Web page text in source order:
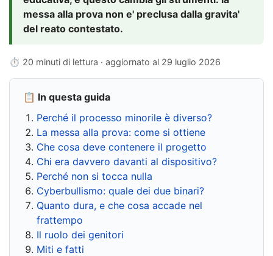
messa alla prova non e' preclusa dalla gravita'
del reato contestato.
⏱ 20 minuti di lettura · aggiornato al 29 luglio 2026
📋 In questa guida
Perché il processo minorile è diverso?
La messa alla prova: come si ottiene
Che cosa deve contenere il progetto
Chi era davvero davanti al dispositivo?
Perché non si tocca nulla
Cyberbullismo: quale dei due binari?
Quanto dura, e che cosa accade nel
frattempo
Il ruolo dei genitori
Miti e fatti